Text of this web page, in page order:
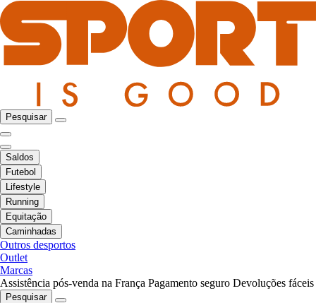
Pesquisar
Saldos
Futebol
Lifestyle
Running
Equitação
Caminhadas
Outros desportos
Outlet
Marcas
Assistência pós-venda na França Pagamento seguro Devoluções fáceis
Pesquisar